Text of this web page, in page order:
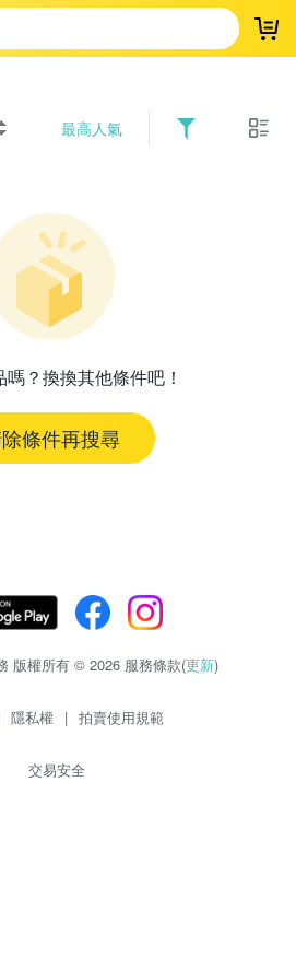
登
最高人氣
？換換其他條件吧！
條件再搜尋
版權所有 © 2026 服務條款(更新)
隱私權 | 拍賣使用規範
交易安全